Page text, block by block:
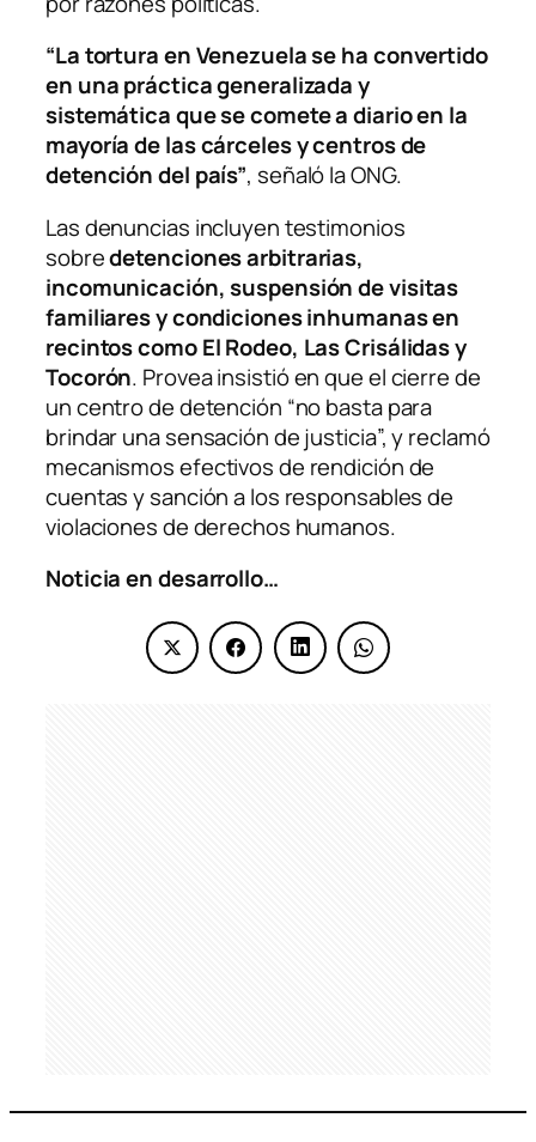
“La tortura en Venezuela se ha convertido
en una práctica generalizada y
sistemática que se comete a diario en la
mayoría de las cárceles y centros de
detención del país”, señaló la ONG.
Las denuncias incluyen testimonios
sobredetenciones arbitrarias,
incomunicación, suspensión de visitas
familiares y condiciones inhumanas en
recintos como El Rodeo, Las Crisálidas y
Tocorón. Provea insistió en que el cierre de
un centro de detención “no basta para
brindar una sensación de justicia”, y reclamó
mecanismos efectivos de rendición de
cuentas y sanción a los responsables de
violaciones de derechos humanos.
Noticia en desarrollo…